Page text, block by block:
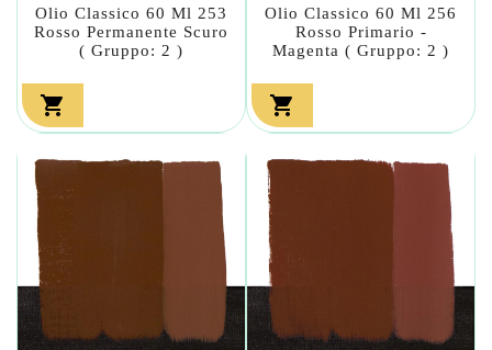
Olio Classico 60 Ml 253
Rosso Permanente Scuro
( Gruppo: 2 )

Olio Classico 60 Ml 256
Rosso Primario -
Magenta ( Gruppo: 2 )
